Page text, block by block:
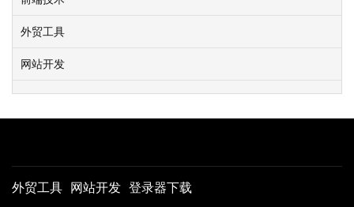
外贸工具
网站开发
外贸工具 网站开发 登录器下载